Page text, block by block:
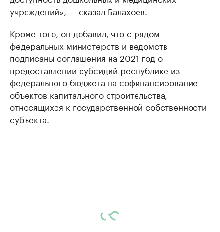
учреждений», — сказал Балахоев.
Кроме того, он добавил, что с рядом
федеральных министерств и ведомств
подписаны соглашения на 2021 год о
предоставлении субсидий республике из
федерального бюджета на софинансирование
объектов капитального строительства,
относящихся к государственной собственности
субъекта.